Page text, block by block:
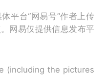
平台“网易号”作者上传
网易仅提供信息发布平
(including the pictures